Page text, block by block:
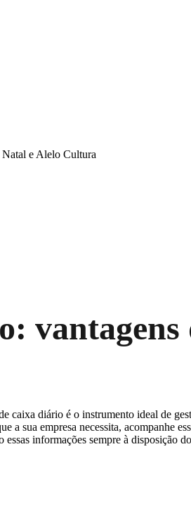
e Alelo Cultura
caixa diário é o instrumento ideal de
a sua empresa necessita,
essas informações sempre à